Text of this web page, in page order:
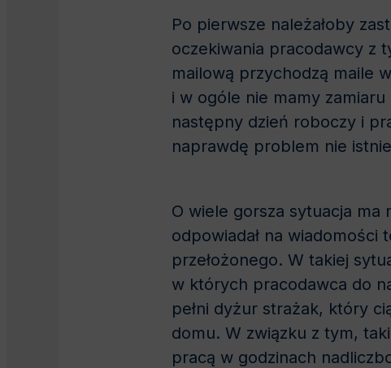
Po pierwsze należałoby
oczekiwania pracodawcy z
mailową przychodzą maile
i w ogóle nie mamy
następny dzień roboczy i
naprawdę problem nie
O wiele gorsza sytuacja
odpowiadał na wiadomości
przełożonego. W takiej
w których pracodawca do
pełni dyżur strażak, który
domu. W związku z tym,
pracą w godzinach